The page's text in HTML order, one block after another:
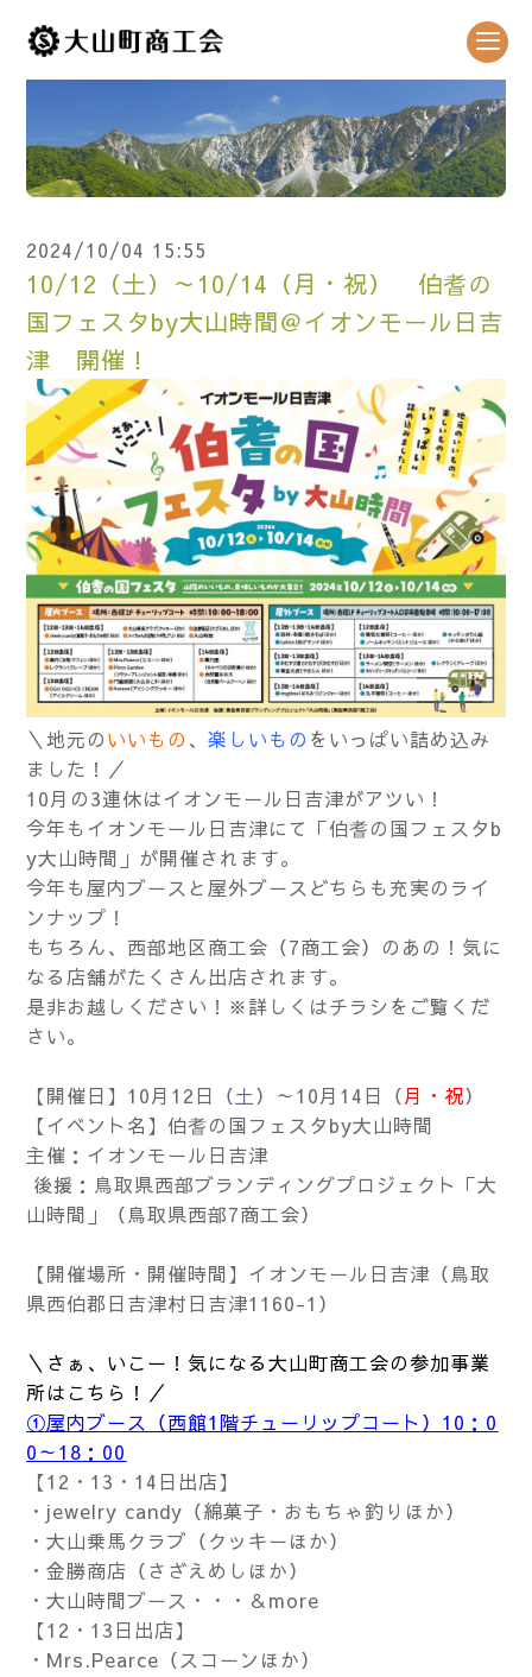
2024/10/04 15:55
10/12（土）～10/14（月・祝） 伯耆の
国フェスタby大山時間＠イオンモール日吉
津 開催！
＼地元のいいもの 、楽しいもの をいっぱい詰め込み
ました！／
10月の3連休はイオンモール日吉津がアツい！
今年もイオンモール日吉津にて「伯耆の国フェスタb
y大山時間」が開催されます。
今年も屋内ブースと屋外ブースどちらも充実のライ
ンナップ！
もちろん、西部地区商工会（7商工会）のあの！気に
なる店舗がたくさん出店されます。
是非お越しください！※詳しくはチラシをご覧くだ
さい。
【開催日】10月12日（土）～10月14日（月・祝）
【イベント名】伯耆の国フェスタby大山時間
主催：イオンモール日吉津
後援：鳥取県西部ブランディングプロジェクト「大
山時間」（鳥取県西部7商工会）
【開催場所・開催時間】イオンモール日吉津（鳥取
県西伯郡日吉津村日吉津1160-1）
＼さぁ、いこー！気になる大山町商工会の参加事業
所はこちら！／
①屋内ブース（西館1階チューリップコート）10：0
0～18：00
【12・13・14日出店】
・jewelry candy（綿菓子・おもちゃ釣りほか）
・大山乗馬クラブ（クッキーほか）
・金勝商店（さざえめしほか）
・大山時間ブース・・・＆more
【12・13日出店】
・Mrs.Pearce（スコーンほか）